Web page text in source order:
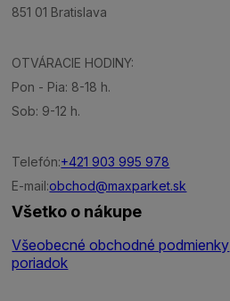
851 01 Bratislava
OTVÁRACIE HODINY:
Pon - Pia: 8-18 h.
Sob: 9-12 h.
Telefón:+421 903 995 978
E-mail:obchod@maxparket.sk
Všetko o nákupe
Všeobecné obchodné podmienky
poriadok